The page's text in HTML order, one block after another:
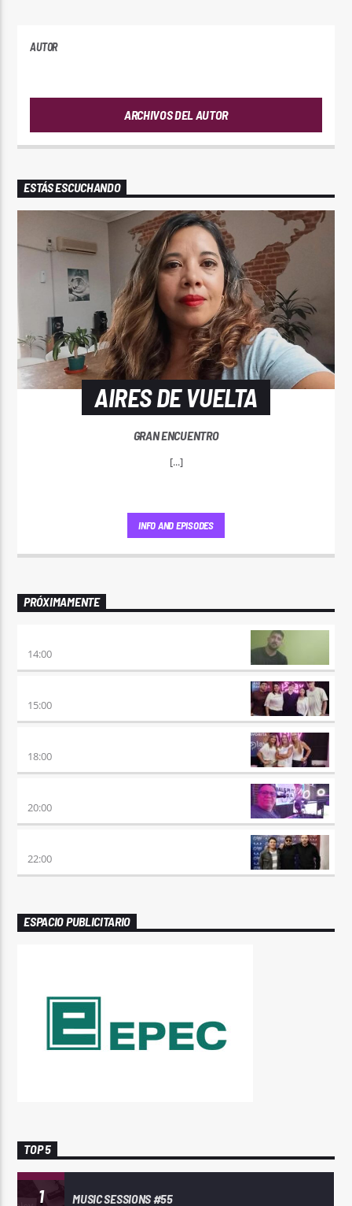
AUTOR
ARCHIVOS DEL AUTOR
ESTÁS ESCUCHANDO
AIRES DE VUELTA
GRAN ENCUENTRO
[...]
INFO AND EPISODES
PRÓXIMAMENTE
14:00
15:00
18:00
20:00
22:00
ESPACIO PUBLICITARIO
TOP 5
1 MUSIC SESSIONS #55